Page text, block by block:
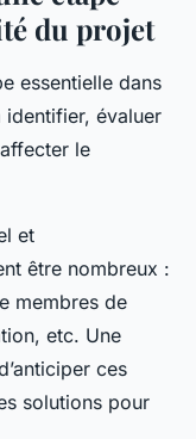
du projet
essentielle dans
évaluer
le
et
être nombreux :
membres de
etc. Une
ces
solutions pour